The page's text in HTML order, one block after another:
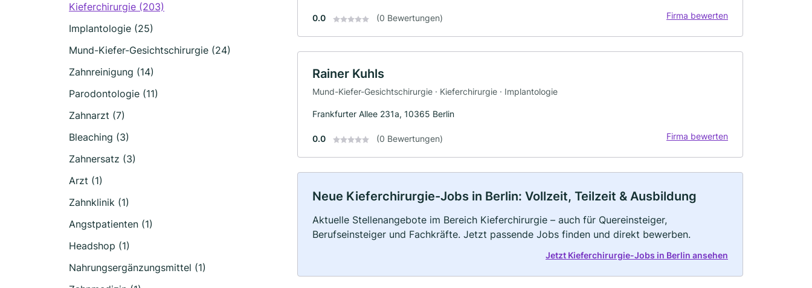
Kieferchirurgie (203)
Implantologie (25)
Mund-Kiefer-Gesichtschirurgie (24)
Zahnreinigung (14)
Parodontologie (11)
Zahnarzt (7)
Bleaching (3)
Zahnersatz (3)
Arzt (1)
Zahnklinik (1)
Angstpatienten (1)
Headshop (1)
Nahrungsergänzungsmittel (1)
0.0 (0 Bewertungen) Firma bewerten
Rainer Kuhls
Mund-Kiefer-Gesichtschirurgie · Kieferchirurgie · Implantologie
Frankfurter Allee 231a, 10365 Berlin
0.0 (0 Bewertungen) Firma bewerten
Neue Kieferchirurgie-Jobs in Berlin: Vollzeit, Teilzeit & Ausbildung
Aktuelle Stellenangebote im Bereich Kieferchirurgie – auch für Quereinsteiger,
Berufseinsteiger und Fachkräfte. Jetzt passende Jobs finden und direkt bewerben.
Jetzt Kieferchirurgie-Jobs in Berlin ansehen